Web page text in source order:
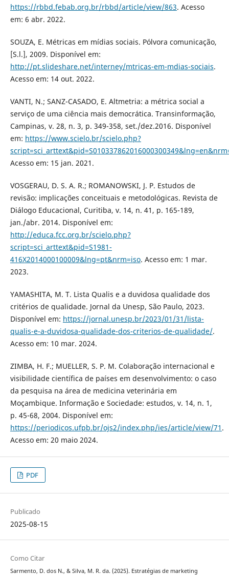
https://rbbd.febab.org.br/rbbd/article/view/863. Acesso
em: 6 abr. 2022.
SOUZA, E. Métricas em mídias sociais. Pólvora comunicação,
[S.l.], 2009. Disponível em:
http://pt.slideshare.net/interney/mtricas-em-mdias-sociais.
Acesso em: 14 out. 2022.
VANTI, N.; SANZ-CASADO, E. Altmetria: a métrica social a
serviço de uma ciência mais democrática. Transinformação,
Campinas, v. 28, n. 3, p. 349-358, set./dez.2016. Disponível
em: https://www.scielo.br/scielo.php?
Acesso em: 15 jan. 2021.
VOSGERAU, D. S. A. R.; ROMANOWSKI, J. P. Estudos de
revisão: implicações conceituais e metodológicas. Revista de
Diálogo Educacional, Curitiba, v. 14, n. 41, p. 165-189,
jan./abr. 2014. Disponível em:
http://educa.fcc.org.br/scielo.php?
script=sci_arttext&pid=S1981-
416X2014000100009&lng=pt&nrm=iso. Acesso em: 1 mar.
2023.
YAMASHITA, M. T. Lista Qualis e a duvidosa qualidade dos
critérios de qualidade. Jornal da Unesp, São Paulo, 2023.
Disponível em: https://jornal.unesp.br/2023/01/31/lista-
qualis-e-a-duvidosa-qualidade-dos-criterios-de-qualidade/.
Acesso em: 10 mar. 2024.
ZIMBA, H. F.; MUELLER, S. P. M. Colaboração internacional e
visibilidade científica de países em desenvolvimento: o caso
da pesquisa na área de medicina veterinária em
Moçambique. Informação e Sociedade: estudos, v. 14, n. 1,
p. 45-68, 2004. Disponível em:
https://periodicos.ufpb.br/ojs2/index.php/ies/article/view/71 .
Acesso em: 20 maio 2024.
PDF
Publicado
2025-08-15
Como Citar
Sarmento, D. dos N., & Silva, M. R. da. (2025). Estratégias de marketing